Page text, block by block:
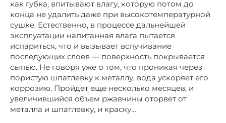
как губка, впитывают влагу, которую потом до
конца не удалить даже при высокотемпературной
сушке. Естественно, в процессе дальнейшей
эксплуатации напитанная влага пытается
испариться, что и вызывает вспучивание
последующих слоев — поверхность покрывается
сыпью. Не говоря уже о том, что проникая через
пористую шпатлевку к металлу, вода ускоряет его
коррозию. Пройдет еще несколько месяцев, и
увеличившийся объем ржавчины оторвет от
металла и шпатлевку, и краску…